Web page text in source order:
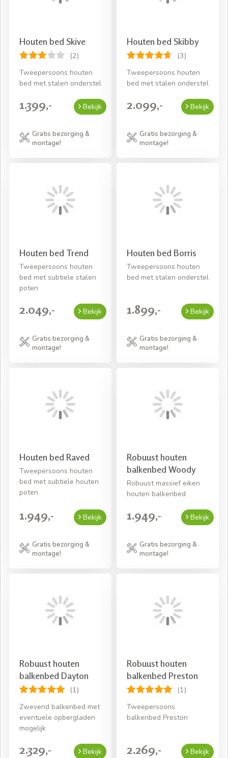
Houten bed Skive
(2)
Tweepersoons houten
bed met stalen onderstel
1.399,- Bekijk
Gratis bezorging &
montage!
Houten bed Skibby
(3)
Tweepersoons houten
bed met stalen onderstel
2.099,- Bekijk
Gratis bezorging &
montage!
Houten bed Trend
Tweepersoons houten
bed met subtiele stalen
poten
2.049,- Bekijk
Gratis bezorging &
montage!
Houten bed Borris
Tweepersoons houten
bed met stalen onderstel
1.899,- Bekijk
Gratis bezorging &
montage!
Houten bed Raved
Tweepersoons houten
bed met subtiele houten
poten
1.949,- Bekijk
Gratis bezorging &
montage!
Robuust houten
balkenbed Woody
Robuust massief eiken
houten balkenbed
1.949,- Bekijk
Gratis bezorging &
montage!
Robuust houten
balkenbed Dayton
(1)
Zwevend balkenbed met
eventuele opbergladen
mogelijk
2.329,- Bekijk
Robuust houten
balkenbed Preston
(1)
Tweepersoons
balkenbed Preston
2.269,- Bekijk